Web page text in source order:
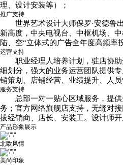
理、设计安装等）；
推广支持
世界艺术设计大师保罗·安德鲁
新高度，中央电视台、中枢机场、
陆、空“立体式的广告全年度高频率
运营支持
职业经理人培养计划，驻店协
细划分，强大的业务运营团队提供
销策划、店铺经营、业绩提升、人员
服务支持
总部一对一贴心区域服务，提
务；官方网络旗舰店支持，无缝对
拔经销商、店长、安装工。设计师开
产品形象展示
北欧风情
美尚印象